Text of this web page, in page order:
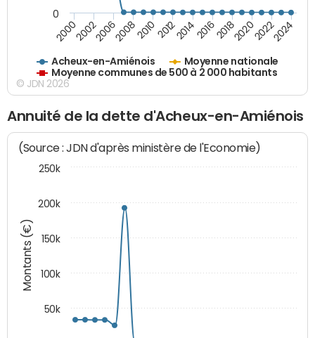
Acheux-en-Amiénois
Moyenne nationale
Moyenne communes de 500 à 2 000 habitants
200020022006200820102012201420162018202020222024
0
© JDN 2026
Annuité de la dette d'Acheux-en-Amiénois
Montants (€)
(Source : JDN d'après ministère de l'Economie)
50k
100k
150k
200k
250k